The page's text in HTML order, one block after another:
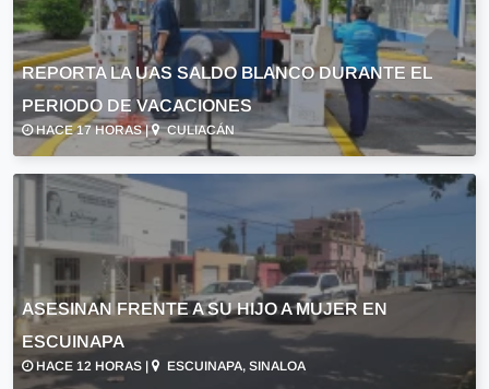
REPORTA LA UAS SALDO BLANCO DURANTE EL
PERIODO DE VACACIONES
HACE 17 HORAS | CULIACÁN
ASESINAN FRENTE A SU HIJO A MUJER EN
ESCUINAPA
HACE 12 HORAS | ESCUINAPA, SINALOA